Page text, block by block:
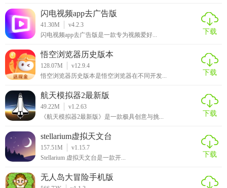
闪电视频app去广告版
41.30M
v4.2.3
闪电视频app去广告版是一款专为视频爱好...
下载
悟空浏览器历史版本
128.07M
v12.9.4
悟空浏览器历史版本是悟空浏览器在不同开发...
下载
航天模拟器2最新版
49.22M
v1.2.63
《航天模拟器2最新版》是一款极具创意与挑...
下载
stellarium虚拟天文台
157.51M
v1.15.7
Stellarium 虚拟天文台是一款开...
下载
无人岛大冒险手机版